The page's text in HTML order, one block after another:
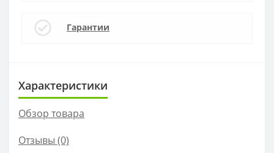
Гарантии
Характеристики
Обзор товара
Отзывы (0)